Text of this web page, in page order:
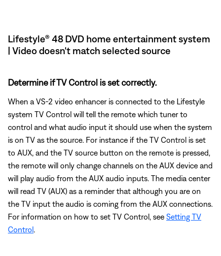
Lifestyle® 48 DVD home entertainment system
| Video doesn't match selected source
Determine if TV Control is set correctly.
When a VS-2 video enhancer is connected to the Lifestyle
system TV Control will tell the remote which tuner to
control and what audio input it should use when the system
is on TV as the source. For instance if the TV Control is set
to AUX, and the TV source button on the remote is pressed,
the remote will only change channels on the AUX device and
will play audio from the AUX audio inputs. The media center
will read TV (AUX) as a reminder that although you are on
the TV input the audio is coming from the AUX connections.
For information on how to set TV Control, see Setting TV
Control